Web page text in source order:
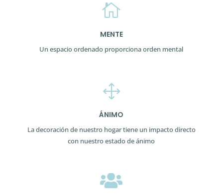

MENTE
Un espacio ordenado proporciona orden mental
1
ÁNIMO
La decoración de nuestro hogar tiene un impacto directo
con nuestro estado de ánimo
